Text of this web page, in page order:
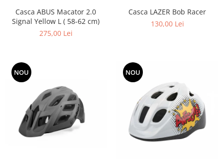
Casca ABUS Macator 2.0
Signal Yellow L ( 58-62 cm)
275,00 Lei
Casca LAZER Bob Racer
130,00 Lei
NOU NOU